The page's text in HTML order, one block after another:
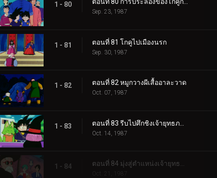
1 - 80 ตอนที่ 80 การประลองของโกคูกับเทียนหลง
Sep. 23, 1987
1 - 81 ตอนที่ 81 โกคูไปเมืองนรก
Sep. 30, 1987
1 - 82 ตอนที่ 82 หมูกวางผีเสื้ออาละวาด
Oct. 07, 1987
1 - 83
Oct. 14, 1987
1 - 84 ตอนที่ 84 มุ่งสู่ตำแหน่งเจ้ายุทธภพ
Oct. 21, 1987